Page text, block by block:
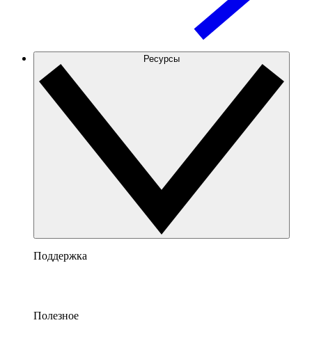
Ресурсы
Поддержка
Полезное